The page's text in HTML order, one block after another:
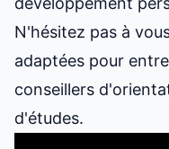
N'hésitez pas à
adaptées pour
conseillers
d'études.